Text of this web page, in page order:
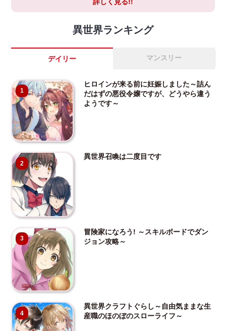
異世界ランキング
デイリー マンスリー
1
ヒロインが来る前に妊娠しました～詰ん
だはずの悪役令嬢ですが、どうやら違う
ようです～
2
異世界召喚は二度目です
3
冒険家になろう! ～スキルボードでダン
ジョン攻略～
4
異世界クラフトぐらし～自由気ままな生
産職のほのぼのスローライフ～